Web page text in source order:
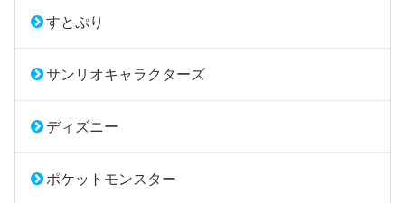
すとぷり
サンリオキャラクターズ
ディズニー
ポケットモンスター